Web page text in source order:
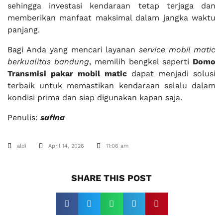
sehingga investasi kendaraan tetap terjaga dan
memberikan manfaat maksimal dalam jangka waktu
panjang.
Bagi Anda yang mencari layananservice mobil matic
berkualitas bandung, memilih bengkel seperti Domo
Transmisi pakar mobil matic dapat menjadi solusi
terbaik untuk memastikan kendaraan selalu dalam
kondisi prima dan siap digunakan kapan saja.
Penulis: safina
aldi April 14, 2026 11:06 am
SHARE THIS POST​